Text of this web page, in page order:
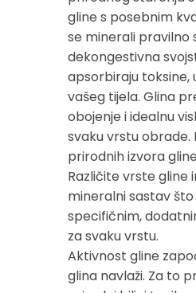
gline s posebnim
se minerali pravilno
dekongestivna
apsorbiraju toksine,
vašeg tijela. Glina
obojenje i idealnu
svaku vrstu obrade.
prirodnih izvora
Različite vrste gline
mineralni sastav
specifičnim,
za svaku vrstu.
Aktivnost gline
glina navlaži. Za to